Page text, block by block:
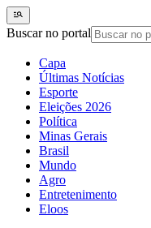
Buscar no portal
Capa
Últimas Notícias
Esporte
Eleições 2026
Política
Minas Gerais
Brasil
Mundo
Agro
Entretenimento
Eloos